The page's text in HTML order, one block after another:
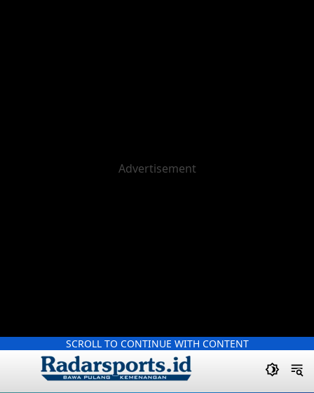
SCROLL TO CONTINUE WITH CONTENT